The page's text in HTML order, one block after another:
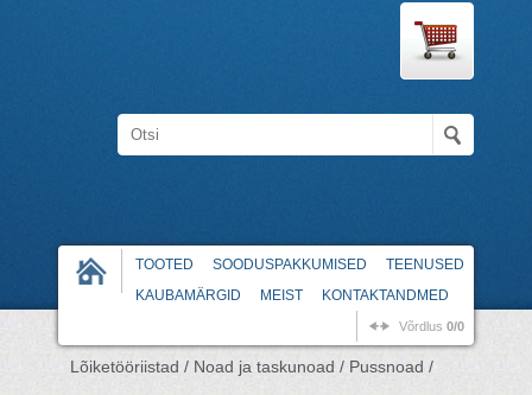
TOOTED SOODUSPAKKUMISED
TEENUSED
KAUBAMÄRGID
MEIST KONTAKTANDMED
Võrdlus 0/0
Lõiketööriistad / Noad ja taskunoad / Pussnoad /